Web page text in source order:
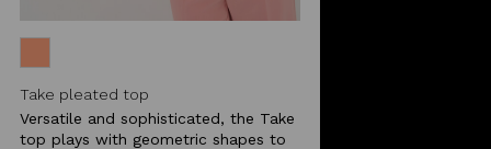
Take pleated top
Versatile and sophisticated, the Take
top plays with geometric shapes to